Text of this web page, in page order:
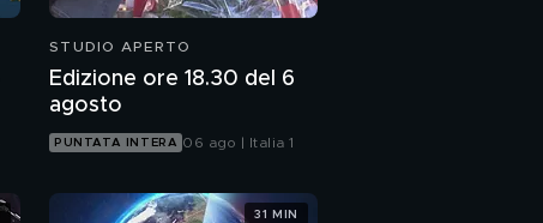
STUDIO APERTO
Edizione ore 18.30 del 6
agosto
PUNTATA INTERA 06 ago | Italia 1
31 MIN